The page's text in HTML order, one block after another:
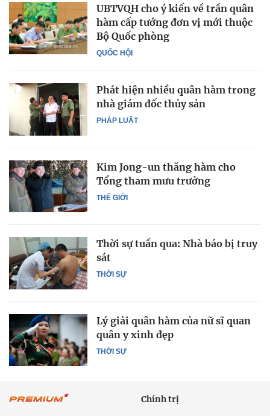
QUỐC HỘI
UBTVQH cho ý kiến về trần quân
hàm cấp tướng đơn vị mới thuộc
Bộ Quốc phòng
PHÁP LUẬT
Phát hiện nhiều quân hàm trong
nhà giám đốc thủy sản
THẾ GIỚI
Kim Jong-un thăng hàm cho
Tổng tham mưu trưởng
THỜI SỰ
Thời sự tuần qua: Nhà báo bị truy
sát
THỜI SỰ
Lý giải quân hàm của nữ sĩ quan
quân y xinh đẹp
Chính trị